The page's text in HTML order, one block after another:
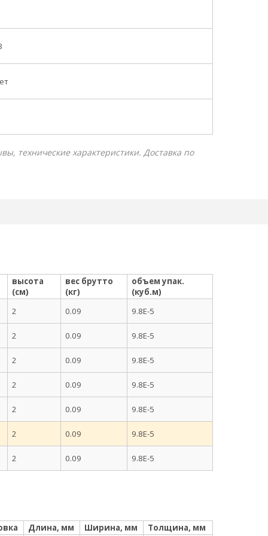
технические характеристики. Доставка по
высота
(см)
вес брутто
(кг)
объем упак.
(куб.м)
2 0.09 9.8E-5
2 0.09 9.8E-5
2 0.09 9.8E-5
2 0.09 9.8E-5
2 0.09 9.8E-5
2 0.09 9.8E-5
2 0.09 9.8E-5
Длина, мм Ширина, мм
Толщина, мм